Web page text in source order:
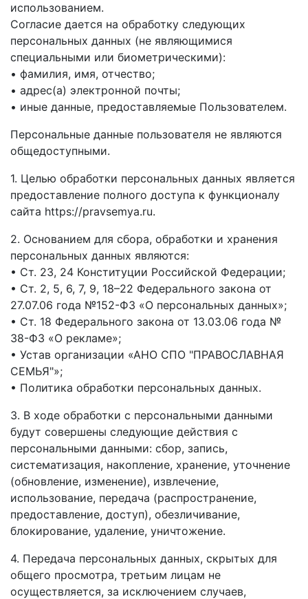
использованием.
Согласие дается на обработку следующих
персональных данных (не являющимися
специальными или биометрическими):
• фамилия, имя, отчество;
• адрес(а) электронной почты;
• иные данные, предоставляемые Пользователем.
Персональные данные пользователя не являются
общедоступными.
1. Целью обработки персональных данных является
предоставление полного доступа к функционалу
сайта https://pravsemya.ru.
2. Основанием для сбора, обработки и хранения
персональных данных являются:
• Ст. 23, 24 Конституции Российской Федерации;
• Ст. 2, 5, 6, 7, 9, 18–22 Федерального закона от
27.07.06 года №152-ФЗ «О персональных данных»;
• Ст. 18 Федерального закона от 13.03.06 года №
38-ФЗ «О рекламе»;
• Устав организации «АНО СПО "ПРАВОСЛАВНАЯ
СЕМЬЯ"»;
• Политика обработки персональных данных.
3. В ходе обработки с персональными данными
будут совершены следующие действия с
персональными данными: сбор, запись,
систематизация, накопление, хранение, уточнение
(обновление, изменение), извлечение,
использование, передача (распространение,
предоставление, доступ), обезличивание,
блокирование, удаление, уничтожение.
4. Передача персональных данных, скрытых для
общего просмотра, третьим лицам не
осуществляется, за исключением случаев,